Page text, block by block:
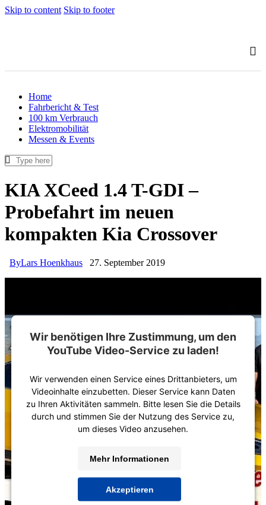
Skip to content Skip to footer
Home
Fahrbericht & Test
100 km Verbrauch
Elektromobilität
Messen & Events
KIA XCeed 1.4 T-GDI –
Probefahrt im neuen
kompakten Kia Crossover
ByLars Hoenkhaus 27. September 2019
Wir benötigen Ihre Zustimmung, um den
YouTube Video-Service zu laden!
Wir verwenden einen Service eines Drittanbieters, um
Videoinhalte einzubetten. Dieser Service kann Daten
zu Ihren Aktivitäten sammeln. Bitte lesen Sie die Details
durch und stimmen Sie der Nutzung des Service zu,
um dieses Video anzusehen.
Mehr Informationen
Akzeptieren